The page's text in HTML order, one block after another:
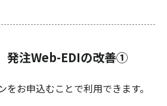
発注Web-EDIの改善①
お申込むことで利用できます。